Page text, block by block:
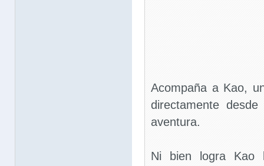
Acompaña a Kao,
directamente
aventura.
Ni bien logra Kao